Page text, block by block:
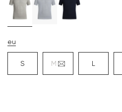
eu
S M L